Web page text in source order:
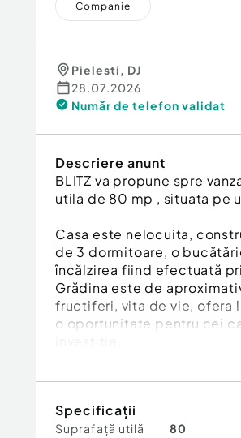
Companie
Pielesti, DJ
28.07.2026
Număr de telefon validat
Descriere anunt
BLITZ va propune spre
utila de 80 mp , situata pe
Casa este nelocuita,
de 3 dormitoare, o
încălzirea fiind efectuată
Grădina este de
fructiferi, vita de vie, ofera
o oportunitate pentru cei
Id intern: P174996
Specificații
Suprafață utilă
80